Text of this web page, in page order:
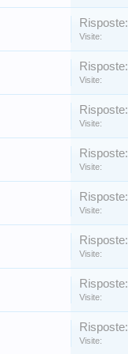
Risposte:
Visite:
Risposte:
Visite:
Risposte:
Visite:
Risposte:
Visite:
Risposte:
Visite:
Risposte:
Visite:
Risposte:
Visite:
Risposte:
Visite: